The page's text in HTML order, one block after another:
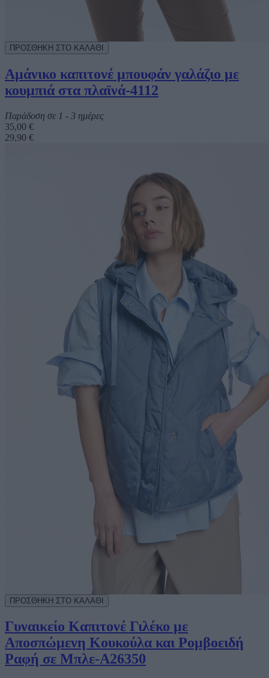
Αμάνικο καπιτονέ μπουφάν γαλάζιο με
κουμπιά στα πλαϊνά-4112
Παράδοση σε 1 - 3 ημέρες
35,00 €
29,90 €
Γυναικείο Καπιτονέ Γιλέκο με
Αποσπώμενη Κουκούλα και Ρομβοειδή
Ραφή σε Μπλε-A26350